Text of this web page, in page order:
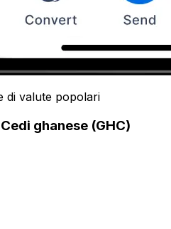
di valute popolari
ghanese (GHC)